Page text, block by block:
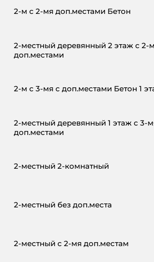
2-м с 2-мя доп.местами Бетон
2-местный деревянный 2 этаж с 2-
доп.местами
2-м с 3-мя с доп.местами Бетон 1
2-местный деревянный 1 этаж с 3-
доп.местами
2-местный 2-комнатный
2-местный без доп.места
2-местный с 2-мя доп.местам